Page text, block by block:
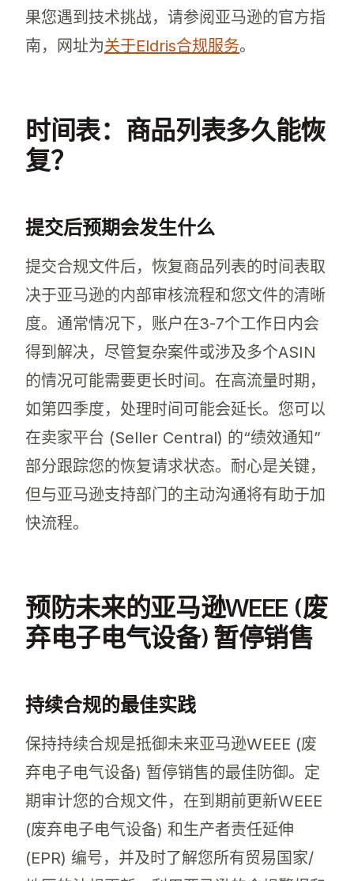
果您遇到技术挑战，请参阅亚马逊的官方指
南，网址为关于Eldris合规服务。
时间表：商品列表多久能恢
复？
提交后预期会发生什么
提交合规文件后，恢复商品列表的时间表取
决于亚马逊的内部审核流程和您文件的清晰
度。通常情况下，账户在3-7个工作日内会
得到解决，尽管复杂案件或涉及多个ASIN
的情况可能需要更长时间。在高流量时期，
如第四季度，处理时间可能会延长。您可以
在卖家平台 (Seller Central) 的“绩效通知”
部分跟踪您的恢复请求状态。耐心是关键，
但与亚马逊支持部门的主动沟通将有助于加
快流程。
预防未来的亚马逊WEEE (废
弃电子电气设备) 暂停销售
持续合规的最佳实践
保持持续合规是抵御未来亚马逊WEEE (废
弃电子电气设备) 暂停销售的最佳防御。定
期审计您的合规文件，在到期前更新WEEE
(废弃电子电气设备) 和生产者责任延伸
(EPR) 编号，并及时了解您所有贸易国家/